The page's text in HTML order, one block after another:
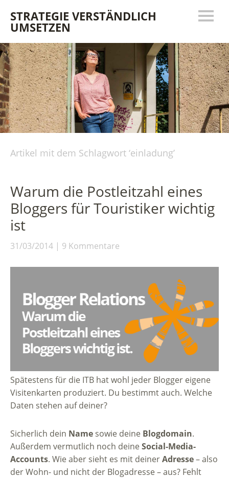
STRATEGIE VERSTÄNDLICH
UMSETZEN
Artikel mit dem Schlagwort ‘einladung’
Warum die Postleitzahl eines
Bloggers für Touristiker wichtig
ist
31/03/2014 9 Kommentare
Spätestens für die ITB hat wohl jeder Blogger eigene
Visitenkarten produziert. Du bestimmt auch. Welche
Daten stehen auf deiner?
Sicherlich dein Name sowie deine Blogdomain.
Außerdem vermutlich noch deineSocial-Media-
Accounts. Wie aber sieht es mit deinerAdresse– also
der Wohn- und nicht der Blogadresse – aus? Fehlt